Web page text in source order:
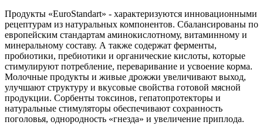
Продукты «EuroStandart» - характеризуются инновационными
рецептурам из натуральных компонентов. Сбалансированы по
европейским стандартам аминокислотному, витаминному и
минеральному составу. А также содержат ферменты,
пробиотики, пребиотики и органические кислоты, которые
стимулируют потребление, переваривание и усвоение корма.
Молочные продукты и живые дрожжи увеличивают выход,
улучшают структуру и вкусовые свойства готовой мясной
продукции. Сорбенты токсинов, гепатопротекторы и
натуральные стимуляторы обеспечивают сохранность
поголовья, однородность «гнезда» и увеличение приплода.